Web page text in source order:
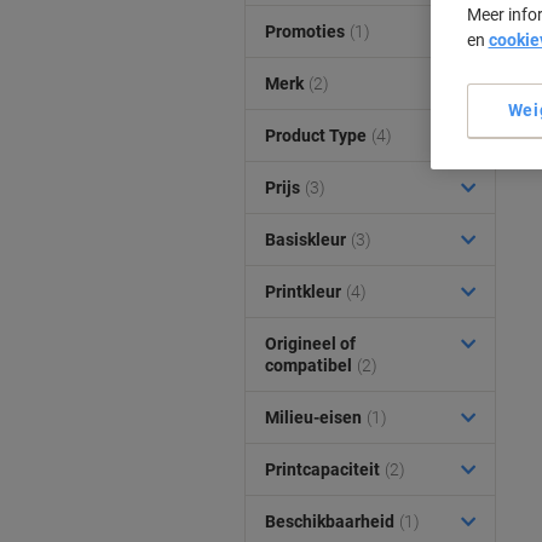
Promoties (1)
Merk (2)
Product Type (4)
Prijs (3)
Basiskleur (3)
Printkleur (4)
Origineel of
compatibel
(2)
Milieu-eisen (1)
Printcapaciteit (2)
Beschikbaarheid (1)
Meer
en